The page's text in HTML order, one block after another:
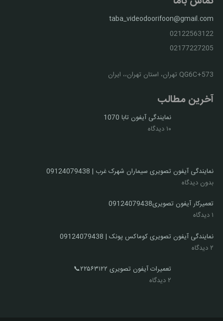
taba_videodoorifoon@gmail.com
02122563122
02177227205
QG6C+573 تهران، استان تهران،، ایران
آخرین مطالب
نمایندگی آیفون تابا 1070
۱۰ دیدگاه
نمایندگی آیفون تصویری سیماران شهرک غرب | 09124079438
بدون دیدگاه
تعمیرکار آیفون تصویری09124079438
۱ دیدگاه
نمایندگی آیفون تصویری کوماکس پونک | 09124079438
۲ دیدگاه
تعمیرات آیفون تصویری ۲۲۵۶۳۱۲۲📞
۲ دیدگاه